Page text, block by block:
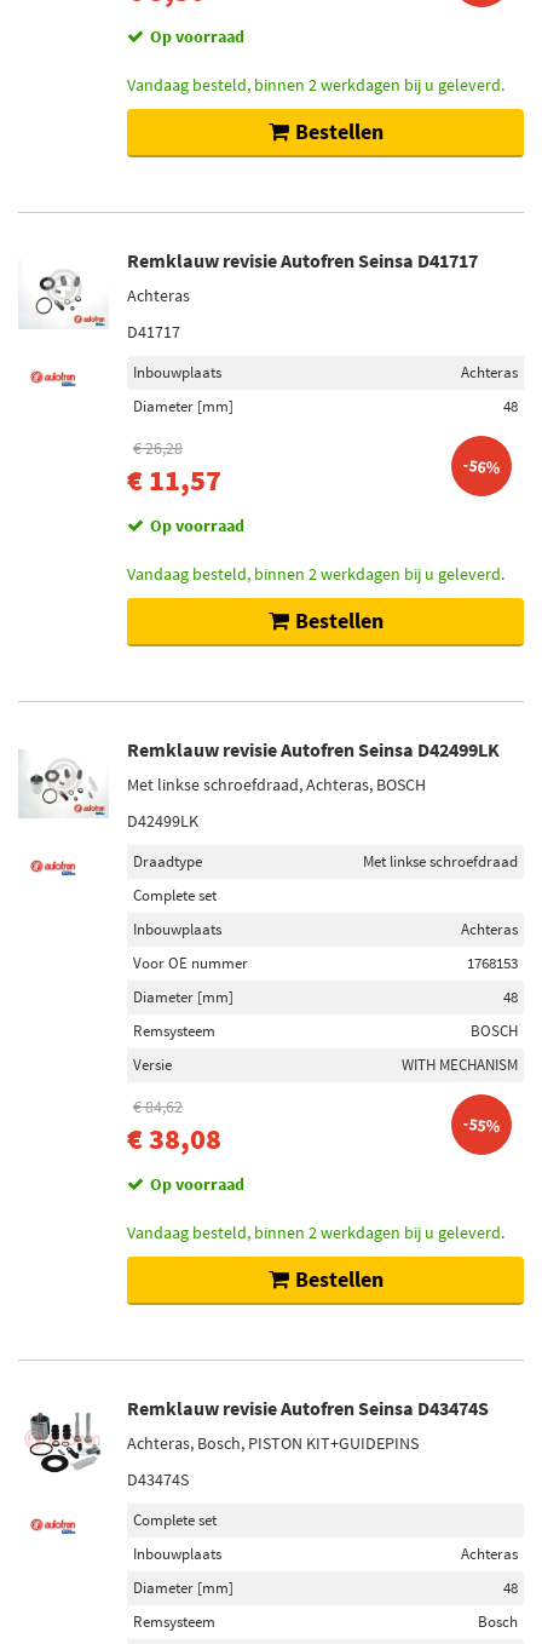
Op voorraad
Vandaag besteld, binnen 2 werkdagen bij u geleverd.
Bestellen
Remklauw revisie Autofren Seinsa D41717
Achteras
D41717
Inbouwplaats
Achteras
Diameter [mm]
48
€ 26,28
€ 11,57 -56%
Op voorraad
Vandaag besteld, binnen 2 werkdagen bij u geleverd.
Bestellen
Remklauw revisie Autofren Seinsa D42499LK
Met linkse schroefdraad, Achteras, BOSCH
D42499LK
Draadtype
Met linkse schroefdraad
Complete set
Inbouwplaats
Achteras
Voor OE nummer
1768153
Diameter [mm]
48
Remsysteem
BOSCH
Versie
WITH MECHANISM
€ 84,62
€ 38,08 -55%
Op voorraad
Vandaag besteld, binnen 2 werkdagen bij u geleverd.
Bestellen
Remklauw revisie Autofren Seinsa D43474S
Achteras, Bosch, PISTON KIT+GUIDEPINS
D43474S
Complete set
Inbouwplaats
Achteras
Diameter [mm]
48
Remsysteem
Bosch